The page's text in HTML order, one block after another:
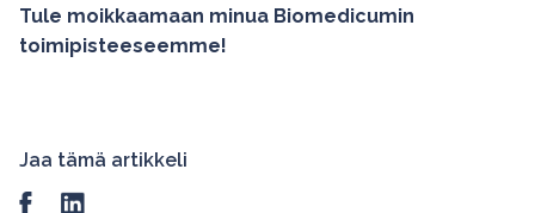
Tule moikkaamaan minua Biomedicumin
toimipisteeseemme!
Jaa tämä artikkeli